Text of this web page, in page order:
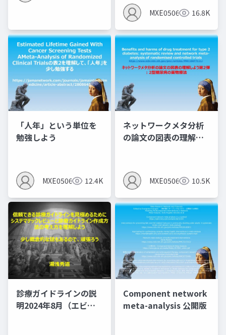
MXE05064 16.8K
「人年」という単位を
勉強しよう
MXE05064 12.4K
ネットワークメタ分析
の論文の図表の理解し
MXE05064 10.5K
診療ガイドラインの説
明2024年8月（エビデ
Component network
meta-analysis 公開版